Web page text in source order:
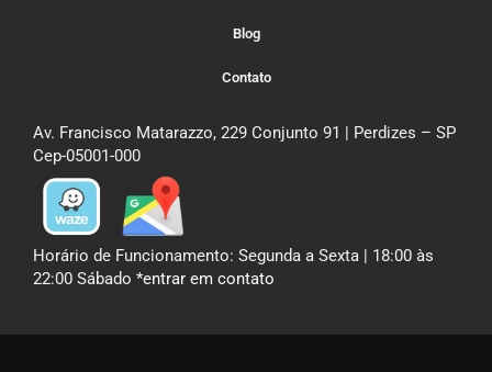
Blog
Contato
Av. Francisco Matarazzo, 229 Conjunto 91 | Perdizes – SP
Cep-05001-000
Horário de Funcionamento: Segunda a Sexta | 18:00 às
22:00 Sábado *entrar em contato